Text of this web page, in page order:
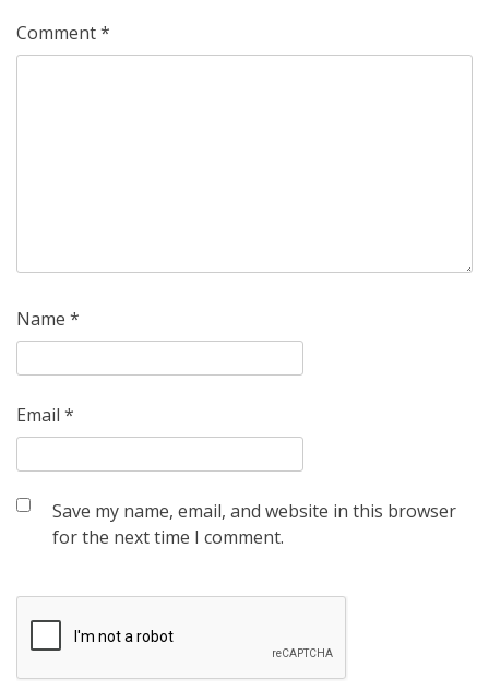
Comment*
Name *
Email *
Save my name, email, and website in this browser
for the next time I comment.